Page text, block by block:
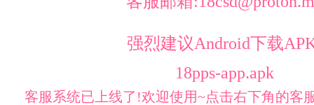
强烈建议Android下载
18pps-app.apk
客服系统已上线了!欢迎使用~点击右下角的客